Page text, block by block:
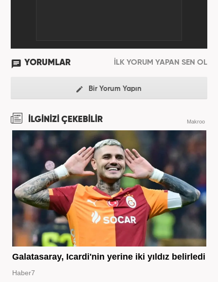
YORUMLAR İLK YORUM YAPAN SEN OL
Bir Yorum Yapın
İLGİNİZİ ÇEKEBİLİR Makroo
Galatasaray, Icardi'nin yerine iki yıldız belirledi
Haber7